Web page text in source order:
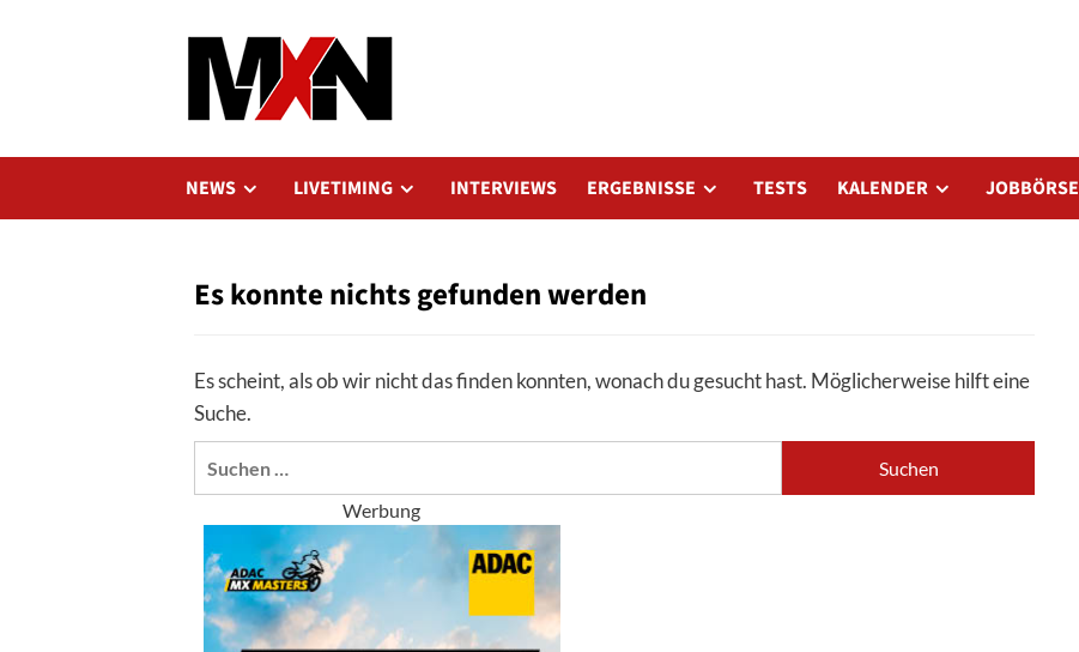
NEWS LIVETIMING INTERVIEWS ERGEBNISSE TESTS KALENDER JOBBÖRSE
Es konnte nichts gefunden werden
Es scheint, als ob wir nicht das finden konnten, wonach du gesucht hast. Möglicherweise hilft eine
Suche.
Werbung